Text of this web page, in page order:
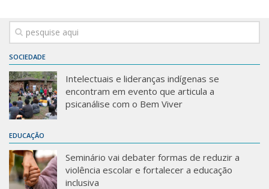
SOCIEDADE
Intelectuais e lideranças indígenas se
encontram em evento que articula a
psicanálise com o Bem Viver
EDUCAÇÃO
Seminário vai debater formas de reduzir a
violência escolar e fortalecer a educação
inclusiva